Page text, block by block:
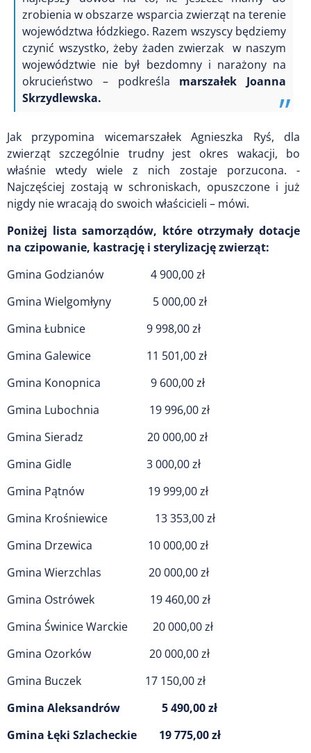
zrobienia w obszarze wsparcia zwierząt na terenie
województwa łódzkiego. Razem wszyscy będziemy
czynić wszystko, żeby żaden zwierzak w naszym
województwie nie był bezdomny i narażony na
okrucieństwo – podkreśla marszałek Joanna
Skrzydlewska.
Jak przypomina wicemarszałek Agnieszka Ryś, dla
zwierząt szczególnie trudny jest okres wakacji, bo
właśnie wtedy wiele z nich zostaje porzucona. -
Najczęściej zostają w schroniskach, opuszczone i już
nigdy nie wracają do swoich właścicieli – mówi.
Poniżej lista samorządów, które otrzymały dotacje
na czipowanie, kastrację i sterylizację zwierząt:
Gmina Godzianów 4 900,00 zł
Gmina Wielgomłyny 5 000,00 zł
Gmina Łubnice 9 998,00 zł
Gmina Galewice 11 501,00 zł
Gmina Konopnica 9 600,00 zł
Gmina Lubochnia 19 996,00 zł
Gmina Sieradz 20 000,00 zł
Gmina Gidle 3 000,00 zł
Gmina Pątnów 19 999,00 zł
Gmina Krośniewice 13 353,00 zł
Gmina Drzewica 10 000,00 zł
Gmina Wierzchlas 20 000,00 zł
Gmina Ostrówek 19 460,00 zł
Gmina Świnice Warckie 20 000,00 zł
Gmina Ozorków 20 000,00 zł
Gmina Buczek 17 150,00 zł
Gmina Aleksandrów 5 490,00 zł
Gmina Łęki Szlacheckie 19 775,00 zł